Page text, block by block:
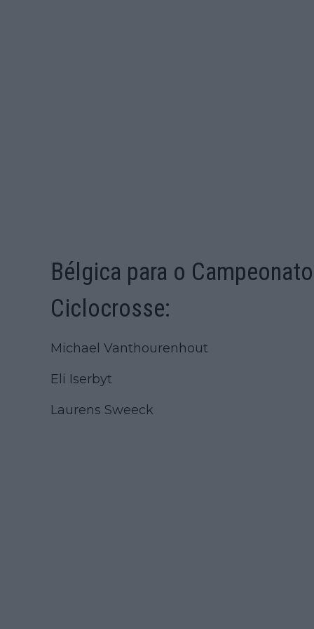
Bélgica para o
Ciclocrosse:
Michael Vanthourenhout
Eli Iserbyt
Laurens Sweeck